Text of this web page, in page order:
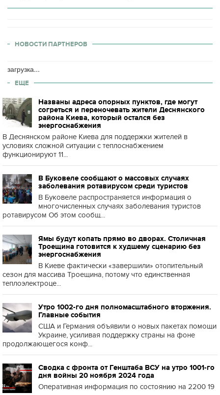
НОВОСТИ ПАРТНЕРОВ
загрузка...
ЕЩЕ
Названы адреса опорных пунктов, где могут
согреться и переночевать жители Деснянского
района Киева, который остался без
энергоснабжения
В Деснянском районе Киева для поддержки жителей в
условиях сложной ситуации с теплоснабжением
функционируют 11...
В Буковеле сообщают о массовых случаях
заболевания ротавирусом среди туристов
В Буковеле распространяется информация о
многочисленных случаях заболевания туристов
ротавирусом Об этом сообщ...
Ямы будут копать прямо во дворах. Столичная
Троещина готовится к худшему сценарию без
энергоснабжения
В Киеве фактически «завершили» отопительный
сезон для массива Троещина, потому что единственная
теплоэлектроце...
Утро 1002-го дня полномасштабного вторжения.
Главные события
США и Германия объявили о новых пакетах помощи
Украине, усиливая поддержку страны на фоне
продолжающегося конф...
Сводка с фронта от Генштаба ВСУ на утро 1001-го
дня войны 20 ноября 2024 года
Оперативная информация по состоянию на 2200 19